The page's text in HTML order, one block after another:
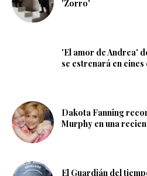
'Zorro'
'El amor de Andrea'
se estrenará en cines
Dakota Fanning
Murphy en una
El Guardián del